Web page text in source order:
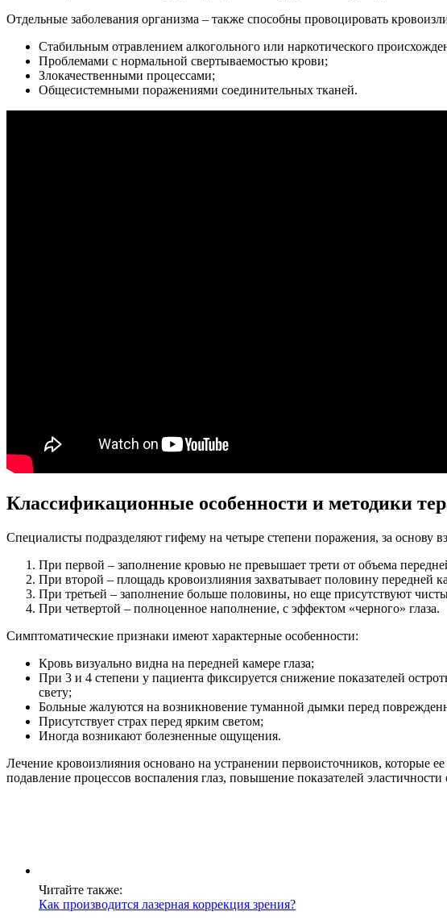
Отдельные заболевания организма – также способны провоцировать
Стабильным отравлением алкогольного или наркотического
Проблемами с нормальной свертываемостью крови;
Злокачественными процессами;
Общесистемными поражениями соединительных тканей.
Классификационные особенности и методики
Специалисты подразделяют гифему на четыре степени поражения, за основу
При первой – заполнение кровью не превышает трети от объема
При второй – площадь кровоизлияния захватывает половину передней
При третьей – заполнение больше половины, но еще присутствуют
При четвертой – полноценное наполнение, с эффектом «черного» глаза.
Симптоматические признаки имеют характерные особенности:
Кровь визуально видна на передней камере глаза;
При 3 и 4 степени у пациента фиксируется снижение показателей
свету;
Больные жалуются на возникновение туманной дымки перед
Присутствует страх перед ярким светом;
Иногда возникают болезненные ощущения.
Лечение кровоизлияния основано на устранении первоисточников, которые
подавление процессов воспаления глаз, повышение показателей
Читайте также:
Как производится лазерная коррекция зрения?